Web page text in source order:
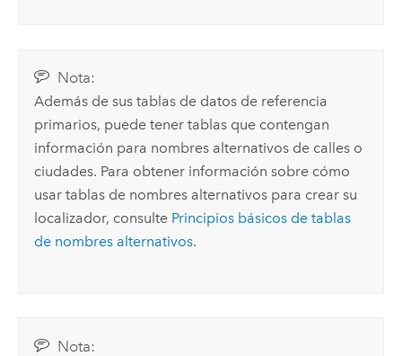
Nota:
Además de sus tablas de datos de referencia
primarios, puede tener tablas que contengan
información para nombres alternativos de calles o
ciudades. Para obtener información sobre cómo
usar tablas de nombres alternativos para crear su
localizador, consulte Principios básicos de tablas
de nombres alternativos.
Nota: